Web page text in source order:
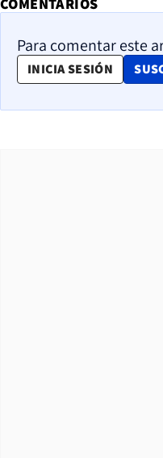
Para comentar este
INICIA SESIÓN